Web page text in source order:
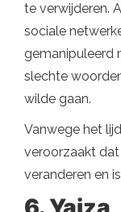
te verwijderen.
sociale
gemanipuleerd
slechte
wilde gaan.
Vanwege het
veroorzaakt
veranderen en